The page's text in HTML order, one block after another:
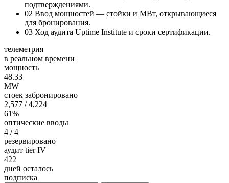
подтверждениями.
02 Ввод мощностей — стойки и МВт, открывающиеся
для бронирования.
03 Ход аудита Uptime Institute и сроки сертификации.
телеметрия
в реальном времени
мощность
48.33
MW
стоек забронировано
2,577 / 4,224
61%
оптические вводы
4 / 4
резервировано
аудит tier IV
422
дней осталось
подписка